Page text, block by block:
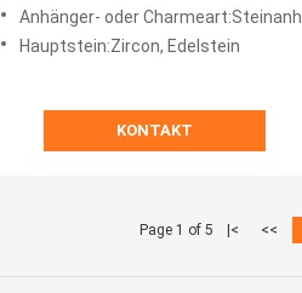
Anhänger- oder Charmeart:Steinanhänger einer
Hauptstein:Zircon, Edelstein
KONTAKT
Page 1 of 5 |< <<